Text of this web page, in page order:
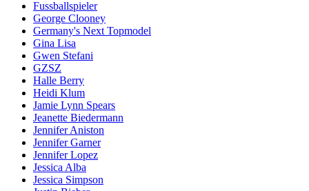
Fussballspieler
George Clooney
Germany's Next Topmodel
Gina Lisa
Gwen Stefani
GZSZ
Halle Berry
Heidi Klum
Jamie Lynn Spears
Jeanette Biedermann
Jennifer Aniston
Jennifer Garner
Jennifer Lopez
Jessica Alba
Jessica Simpson